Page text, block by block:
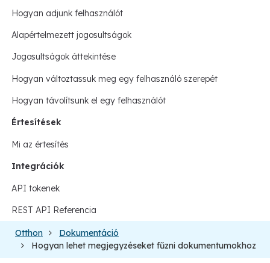
Hogyan adjunk felhasználót
Alapértelmezett jogosultságok
Jogosultságok áttekintése
Hogyan változtassuk meg egy felhasználó szerepét
Hogyan távolítsunk el egy felhasználót
Értesítések
Mi az értesítés
Integrációk
API tokenek
REST API Referencia
Otthon
Dokumentáció
Hogyan lehet megjegyzéseket fűzni dokumentumokhoz